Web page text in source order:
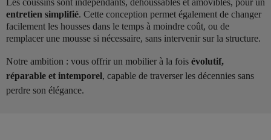
entretien simplifié. Cette conception permet également de changer
facilement les housses dans le temps à moindre coût, ou de
remplacer une mousse si nécessaire, sans intervenir sur la structure.
Notre ambition : vous offrir un mobilier à la fois évolutif,
réparable et intemporel, capable de traverser les décennies sans
perdre son élégance.